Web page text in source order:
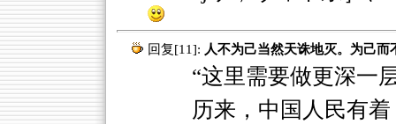
回复[11]: 人不为己当然天诛地灭。为己而
“这里需要做更深一
历来，中国人民有